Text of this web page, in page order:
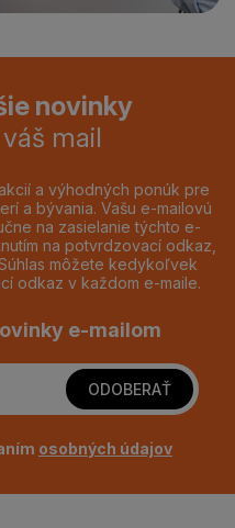
novinky
mail
a výhodných ponúk pre
a bývania. Vašu e-mailovú
na zasielanie týchto e-
na potvrdzovací odkaz,
môžete kedykoľvek
odkaz v každom e-maile.
e-mailom
ODOBERAŤ
osobných údajov